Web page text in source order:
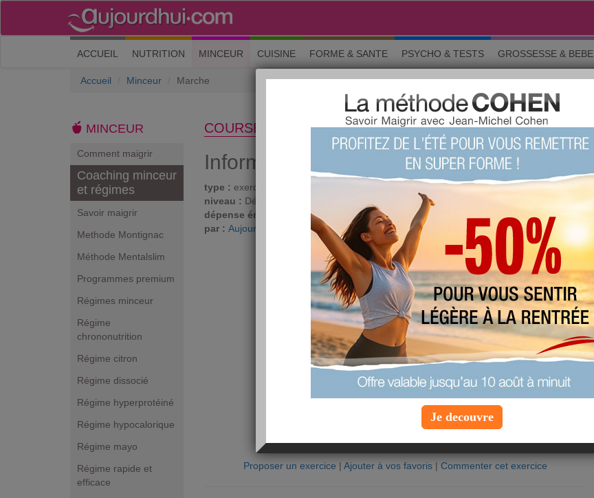
ACCUEIL (current)
NUTRITION MINCEUR CUISINE FORME & SANTE PSYCHO & TESTS GROSSESSE & BEBE
Accueil Minceur Marche
MINCEUR
Comment maigrir
Coaching minceur
et régimes
Savoir maigrir
Methode Montignac
Méthode Mentalslim
Programmes premium
Régimes minceur
Régime
chrononutrition
Régime citron
Régime dissocié
Régime hyperprotéiné
Régime hypocalorique
Régime mayo
Régime rapide et
efficace
COURSE À PIED
Informations générales
type : exercises cardios
niveau : Débutant
dépense énergétique : 190
proposée
par : Aujourdhui.com
favorite :617 fois
commentée :
votre avis sur ce produit ?
4
Proposer un exercice | Ajouter à vos favoris| Commenter cet exercice
Je decouvre